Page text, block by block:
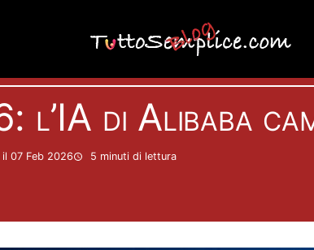
Attualità
di Alibaba
07 Feb 2026 5 minuti di lettura